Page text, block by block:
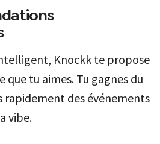
Knockk te propose
que tu aimes. Tu gagnes du
des événements
vibe.